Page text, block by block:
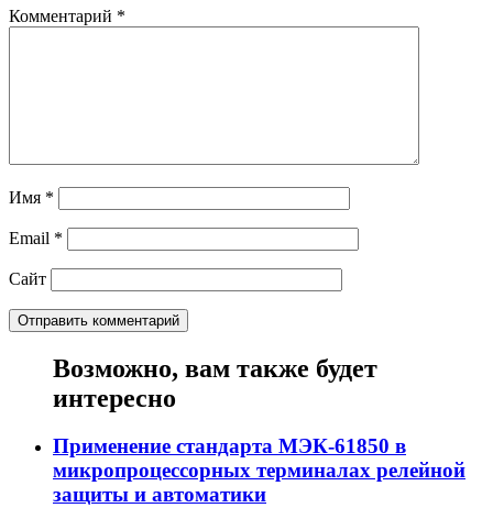
Комментарий *
Имя *
Email *
Сайт
Возможно, вам также будет
интересно
Применение стандарта МЭК-61850 в
микропроцессорных терминалах релейной
защиты и автоматики